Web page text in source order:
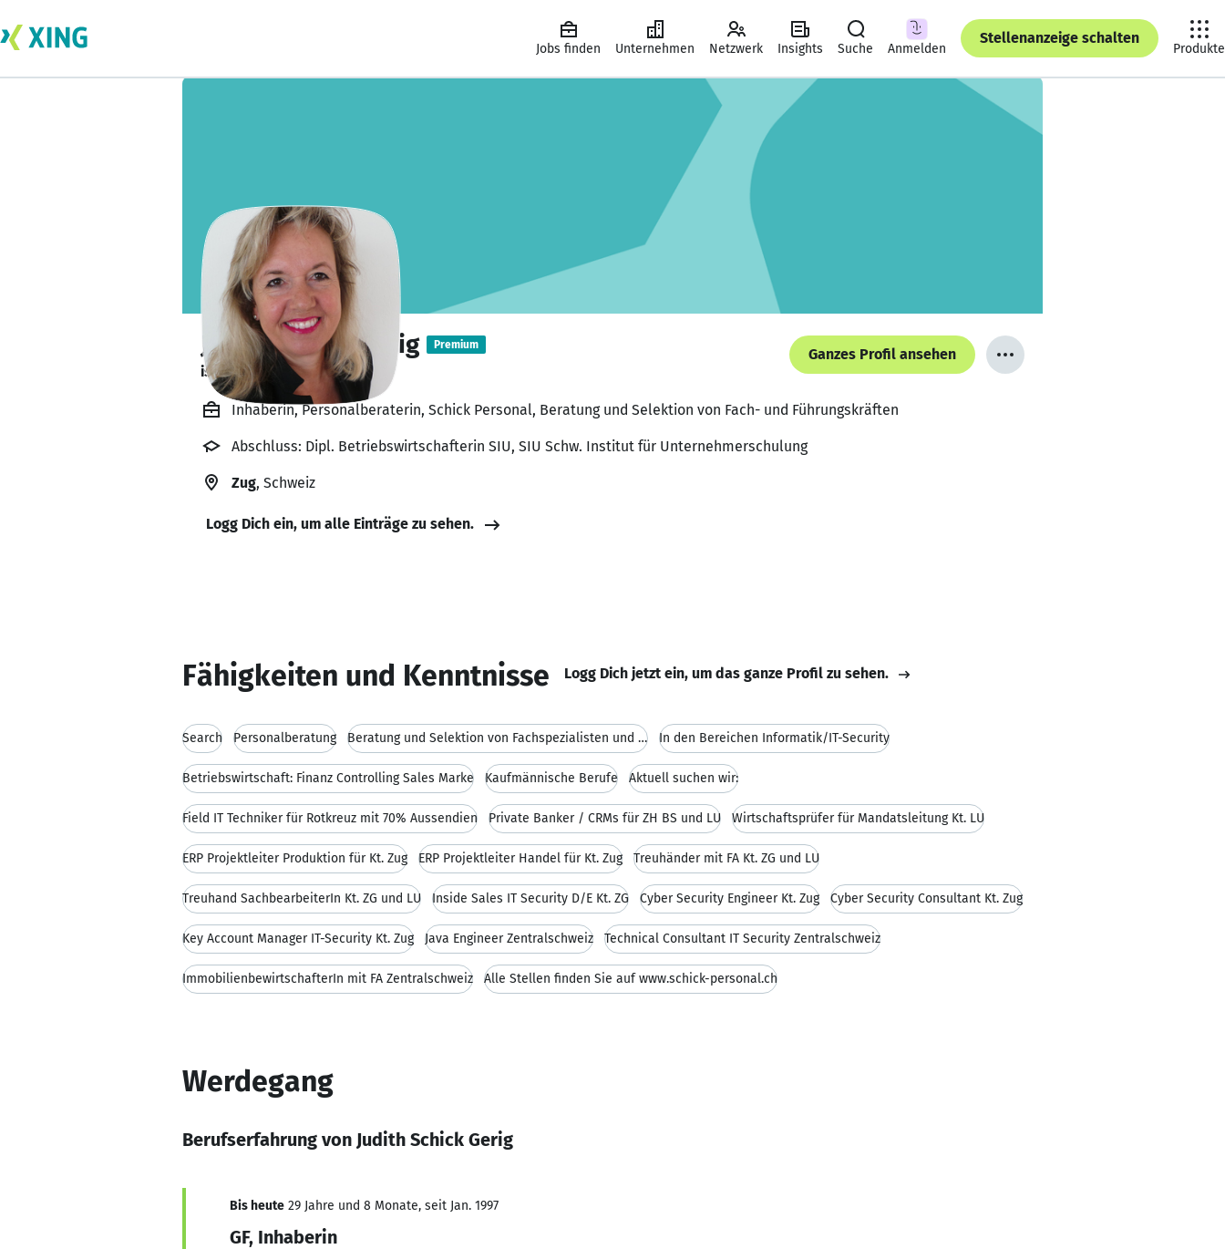
Jobs finden Unternehmen Netzwerk Insights Suche Anmelden
Stellenanzeige schalten
Produkte
Judith Schick Gerig Premium
ist offen für Projekte. 🔎
Ganzes Profil ansehen
Inhaberin, Personalberaterin, Schick Personal, Beratung und Selektion von Fach- und Führungskräften
Abschluss: Dipl. Betriebswirtschafterin SIU, SIU Schw. Institut für Unternehmerschulung
Zug, Schweiz
Logg Dich ein, um alle Einträge zu sehen.
Fähigkeiten und Kenntnisse Logg Dich jetzt ein, um das ganze Profil zu sehen.
Search Personalberatung Beratung und Selektion von Fachspezialisten und Fü In den Bereichen Informatik/IT-Security
Betriebswirtschaft: Finanz Controlling Sales Marke Kaufmännische Berufe Aktuell suchen wir:
Field IT Techniker für Rotkreuz mit 70% Aussendien Private Banker / CRMs für ZH BS und LU Wirtschaftsprüfer für Mandatsleitung Kt. LU
ERP Projektleiter Produktion für Kt. Zug ERP Projektleiter Handel für Kt. Zug Treuhänder mit FA Kt. ZG und LU
Treuhand SachbearbeiterIn Kt. ZG und LU Inside Sales IT Security D/E Kt. ZG Cyber Security Engineer Kt. Zug Cyber Security Consultant Kt. Zug
Key Account Manager IT-Security Kt. Zug Java Engineer Zentralschweiz Technical Consultant IT Security Zentralschweiz
ImmobilienbewirtschafterIn mit FA Zentralschweiz Alle Stellen finden Sie auf www.schick-personal.ch
Werdegang
Berufserfahrung von Judith Schick Gerig
Bis heute 29 Jahre und 8 Monate, seit Jan. 1997
GF, Inhaberin